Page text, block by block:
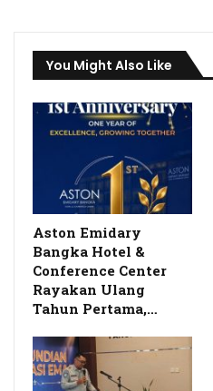
You Might Also Like
Aston Emidary
Bangka Hotel &
Conference Center
Rayakan Ulang
Tahun Pertama,…